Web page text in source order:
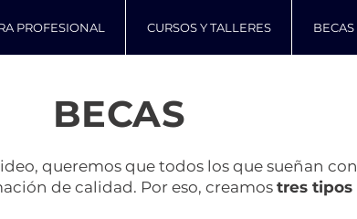
PROFESIONAL CURSOS Y TALLERES BECAS
BECAS
queremos que todos los que sueñan
de calidad. Por eso, creamos tres tipos